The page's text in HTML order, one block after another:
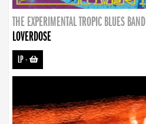
THE EXPERIMENTAL TROPIC BLUES BAND
LOVERDOSE
LP-